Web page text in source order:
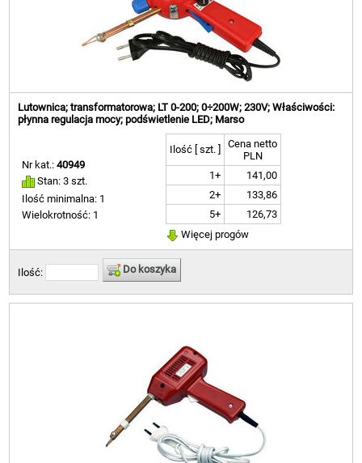
Lutownica; transformatorowa; LT 0-200; 0÷200W; 230V; Właściwości:
płynna regulacja mocy; podświetlenie LED; Marso
Nr kat.:40949
Stan: 3 szt.
Ilość minimalna: 1
Wielokrotność: 1
Ilość [ szt. ]
Cena netto
PLN
1+
141,00
2+
133,86
5+
126,73
Więcej progów
Ilość: Do koszyka